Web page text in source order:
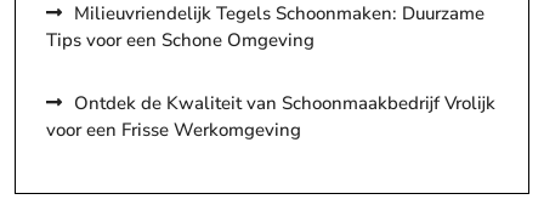
Milieuvriendelijk Tegels Schoonmaken: Duurzame
Tips voor een Schone Omgeving
Ontdek de Kwaliteit van Schoonmaakbedrijf Vrolijk
voor een Frisse Werkomgeving